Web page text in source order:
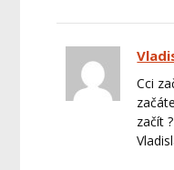
Cci
začít ?